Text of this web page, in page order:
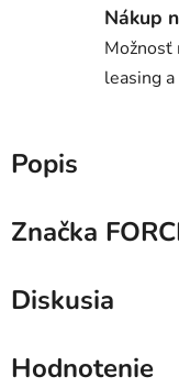
Nákup
Možnosť
leasing
Popis
Značka
Diskusia
Hodnotenie